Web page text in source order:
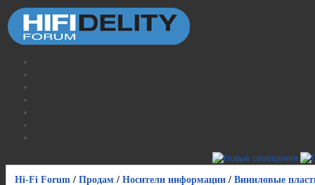
Hi-Fi Forum / Продам / Носители информации / Виниловые